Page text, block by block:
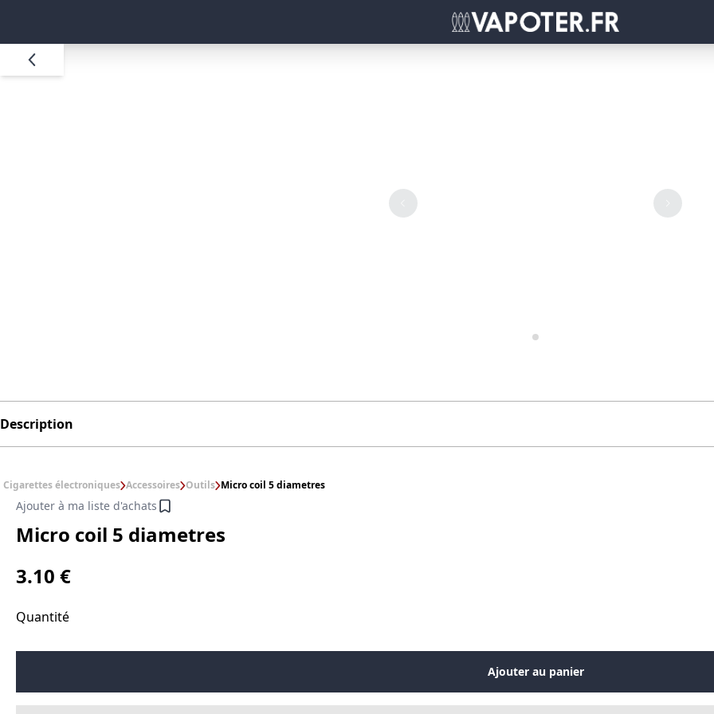
Description
Cigarettes électroniques Accessoires Outils Micro coil 5 diametres
Ajouter à ma liste d'achats
Micro coil 5 diametres
3.10 €
Quantité
Ajouter au panier